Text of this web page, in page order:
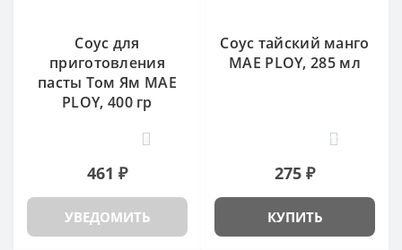
Соус для
приготовления
пасты Том Ям MAE
PLOY, 400 гр
461 ₽
УВЕДОМИТЬ
Соус тайский манго
MAE PLOY, 285 мл
10
275 ₽
КУПИТЬ